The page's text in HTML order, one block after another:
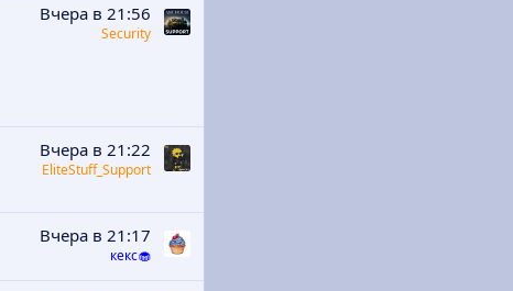
Вчера в 21:56
Security
Вчера в 21:22
EliteStuff_Support
Вчера в 21:17
кекс🧁